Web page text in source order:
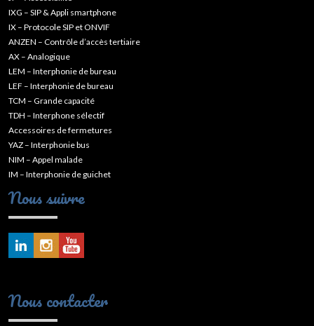
IXG – SIP & Appli smartphone
IX – Protocole SIP et ONVIF
ANZEN – Contrôle d’accès tertiaire
AX – Analogique
LEM – Interphonie de bureau
LEF – Interphonie de bureau
TCM – Grande capacité
TDH – Interphone sélectif
Accessoires de fermetures
YAZ – Interphonie bus
NIM – Appel malade
IM – Interphonie de guichet
Nous suivre
Nous contacter